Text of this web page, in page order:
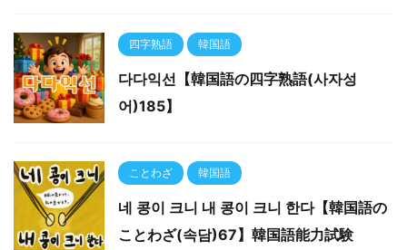
四字熟語 韓国語
다다익선【韓国語の四字熟語(사자성
어)185】
ことわざ 韓国語
네 콩이 크니 내 콩이 크니 한다【韓国語の
ことわざ(속담)67】韓国語能力試験